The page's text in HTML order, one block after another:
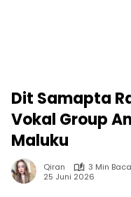
Dit Samapta
Vokal Group
Maluku
Qiran
3 Min Baca
25 Juni 2026